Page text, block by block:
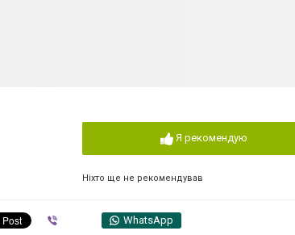
Я рекомендую
Ніхто ще не рекомендував
WhatsApp